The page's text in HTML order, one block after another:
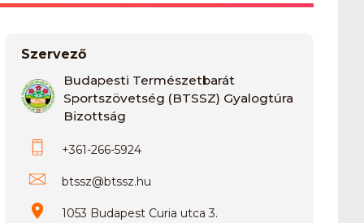
Szervező
Budapesti Természetbarát
Sportszövetség (BTSSZ) Gyalogtúra
Bizottság
+361-266-5924
btssz@btssz.hu
1053 Budapest Curia utca 3.